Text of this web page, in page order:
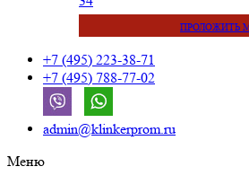
ПРОЛОЖИТЬ
+7 (495) 223-38-71
+7 (495) 788-77-02
admin@klinkerprom.ru
Меню